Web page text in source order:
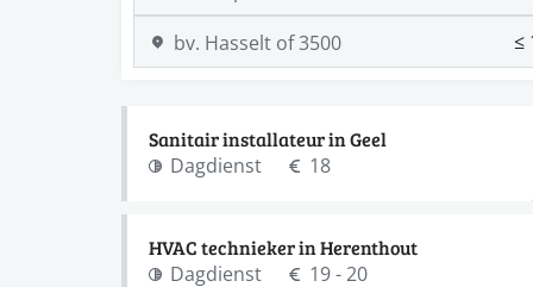
Sanitair installateur in Geel
Dagdienst
18
HVAC technieker in Herenthout
Dagdienst
19 - 20